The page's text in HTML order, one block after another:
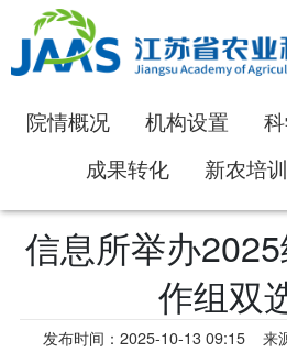
院情概况 机构设置
成果转化
新农培训
信息所举办
作组双
发布时间：2025-10-13 09:15 来